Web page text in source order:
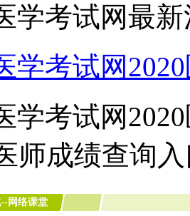
学考试网最
学考试网
学考试网
师成绩查询